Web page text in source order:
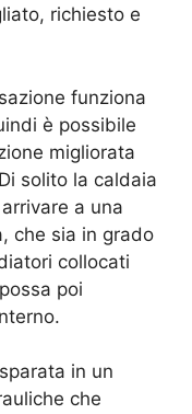
richiesto e
funziona
è possibile
migliorata
solito la caldaia
a una
che sia in grado
collocati
poi
in un
che